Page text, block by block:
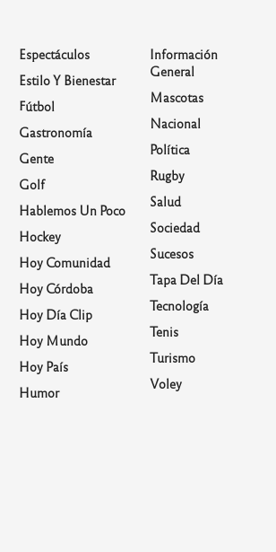
Espectáculos
Estilo Y Bienestar
Fútbol
Gastronomía
Gente
Golf
Hablemos Un Poco
Hockey
Hoy Comunidad
Hoy Córdoba
Hoy Día Clip
Hoy Mundo
Hoy País
Humor
Información
General
Mascotas
Nacional
Política
Rugby
Salud
Sociedad
Sucesos
Tapa Del Día
Tecnología
Tenis
Turismo
Voley